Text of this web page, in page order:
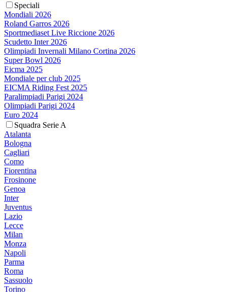
Speciali
Mondiali 2026
Roland Garros 2026
Sportmediaset Live Riccione 2026
Scudetto Inter 2026
Olimpiadi Invernali Milano Cortina 2026
Super Bowl 2026
Eicma 2025
Mondiale per club 2025
EICMA Riding Fest 2025
Paralimpiadi Parigi 2024
Olimpiadi Parigi 2024
Euro 2024
Squadra Serie A
Atalanta
Bologna
Cagliari
Como
Fiorentina
Frosinone
Genoa
Inter
Juventus
Lazio
Lecce
Milan
Monza
Napoli
Parma
Roma
Sassuolo
Torino